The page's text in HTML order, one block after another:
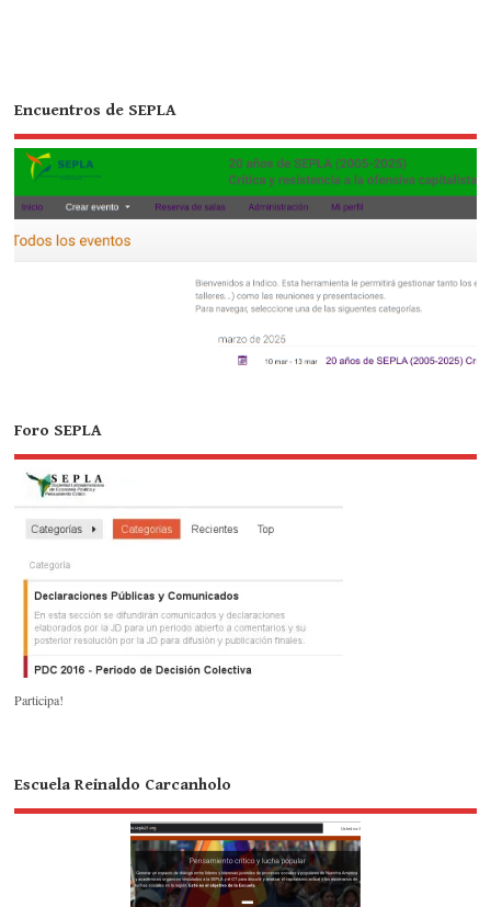
Encuentros de SEPLA
Foro SEPLA
Participa!
Escuela Reinaldo Carcanholo